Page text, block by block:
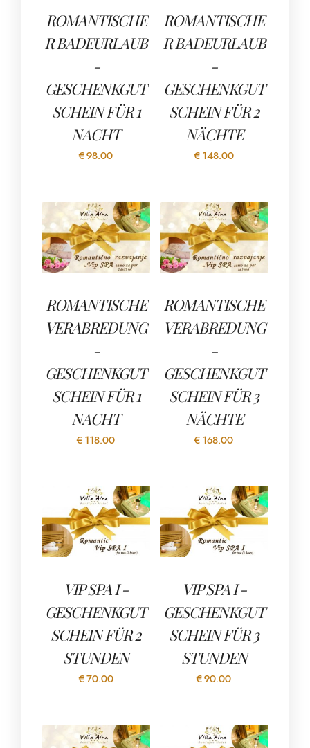
ROMANTISCHE
R BADEURLAUB
-
GESCHENKGUT
SCHEIN FÜR 1
NACHT
€98.00
ROMANTISCHE
R BADEURLAUB
-
GESCHENKGUT
SCHEIN FÜR 2
NÄCHTE
€ 148.00
ROMANTISCHE
VERABREDUNG
-
GESCHENKGUT
SCHEIN FÜR 1
NACHT
€ 118.00
ROMANTISCHE
VERABREDUNG
-
GESCHENKGUT
SCHEIN FÜR 3
NÄCHTE
€ 168.00
VIP SPA I -
GESCHENKGUT
SCHEIN FÜR 2
STUNDEN
€ 70.00
VIP SPA I -
GESCHENKGUT
SCHEIN FÜR 3
STUNDEN
€90.00